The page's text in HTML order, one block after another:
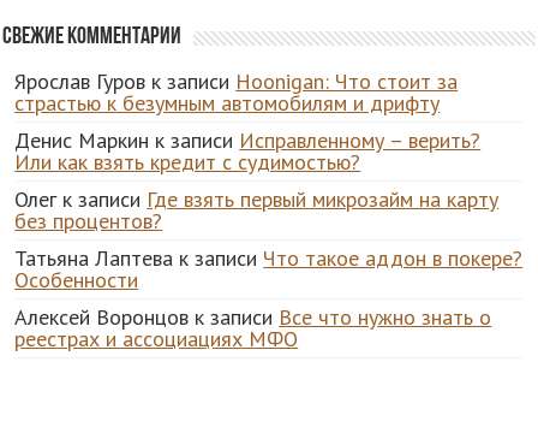
Свежие комментарии
Ярослав Гуров к записи Hoonigan: Что стоит за
страстью к безумным автомобилям и дрифту
Денис Маркин к записи Исправленному – верить?
Или как взять кредит с судимостью?
Олегк записи Где взять первый микрозайм на карту
без процентов?
Татьяна Лаптева к записи Что такое аддон в покере?
Особенности
Алексей Воронцов к записи Все что нужно знать о
реестрах и ассоциациях МФО